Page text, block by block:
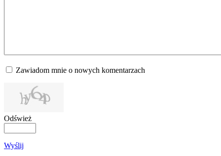
Zawiadom mnie o nowych komentarzach
Odśwież
Wyślij